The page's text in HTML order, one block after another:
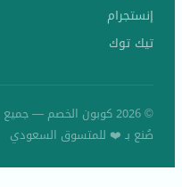
إنستجرام
تيك توك
© 2026 كوبون الخصم — جميع الحقوق محفوظة
صُنع بـ ❤️ للمتسوق السعودي